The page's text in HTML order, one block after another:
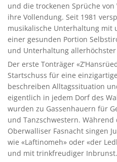
und die trockenen Sprüche
ihre Vollendung. Seit 1981
musikalische Unterhaltung mit
einer gesunden Portion
und Unterhaltung allerhöchster
Der erste Tonträger
Startschuss für eine
beschreiben Alltagssituation
eigentlich in jedem Dorf des
wurden zu Gassenhauern für
und Tanzschwestern.
Oberwalliser Fasnacht singen
wie «Laftinomeh» oder «der
und mit trinkfreudiger Inbrunst.